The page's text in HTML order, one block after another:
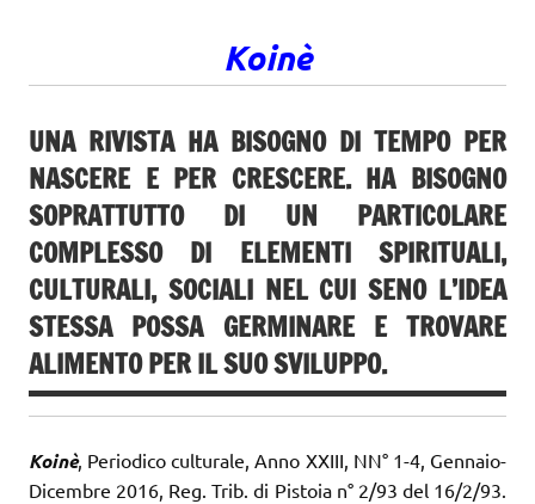
Koinè
UNA RIVISTA HA BISOGNO DI TEMPO PER
NASCERE E PER CRESCERE. HA BISOGNO
SOPRATTUTTO DI UN PARTICOLARE
COMPLESSO DI ELEMENTI SPIRITUALI,
CULTURALI, SOCIALI NEL CUI SENO L’IDEA
STESSA POSSA GERMINARE E TROVARE
ALIMENTO PER IL SUO SVILUPPO.
Koinè, Periodico culturale, Anno XXIII, NN° 1-4, Gennaio-
Dicembre 2016, Reg. Trib. di Pistoia n° 2/93 del 16/2/93.